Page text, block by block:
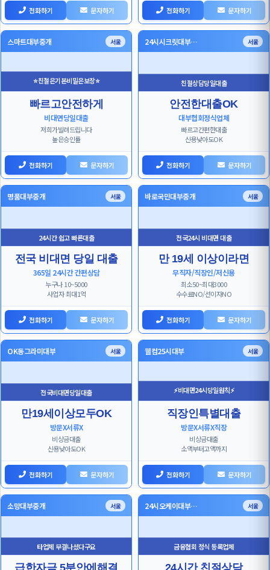
전화하기 문자하기 전화하기 문자하기
스마트대부중개 서울
⭐친절은기본비밀은보장⭐
빠르고안전하게
비대면당일대출
저희가빌려드립니다
높은승인률
전화하기 문자하기
24시시크릿대부… 서울
친절상담당일대출
안전한대출OK
대부협회정식업체
빠르고간편한대출
신용낮아도OK
전화하기 문자하기
명품대부중개 서울
24시간 쉽고 빠른대출
전국 비대면 당일 대출
365일 24시간 간편상담
누구나 10~5000
사업자 최대1억
전화하기 문자하기
바로국민대부중개 서울
전국24시 비대면 대출
만 19세 이상이라면
무직자/직장인/저신용
최소50~최대3000
수수료NO/선이자NO
전화하기 문자하기
OK동그라미대부 서울
전국비대면당일대출
만19세이상모두OK
방문X서류X
비상금대출
신용낮아도OK
전화하기 문자하기
웰컴25시대부 서울
⚡비대면24시당일원칙⚡
직장인특별대출
방문X서류X직장
비상금대출
소액부터고액까지
전화하기 문자하기
소망대부중개 서울
타업체 부결나셨다구요
24시오케이대부… 서울
금융협회 정식 등록업체